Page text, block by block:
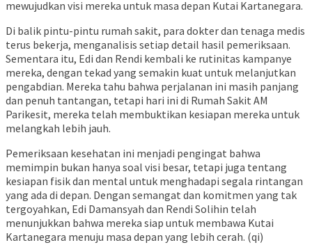
mewujudkan visi mereka untuk masa depan Kutai Kartanegara.
Di balik pintu-pintu rumah sakit, para dokter dan tenaga medis
terus bekerja, menganalisis setiap detail hasil pemeriksaan.
Sementara itu, Edi dan Rendi kembali ke rutinitas kampanye
mereka, dengan tekad yang semakin kuat untuk melanjutkan
pengabdian. Mereka tahu bahwa perjalanan ini masih panjang
dan penuh tantangan, tetapi hari ini di Rumah Sakit AM
Parikesit, mereka telah membuktikan kesiapan mereka untuk
melangkah lebih jauh.
Pemeriksaan kesehatan ini menjadi pengingat bahwa
memimpin bukan hanya soal visi besar, tetapi juga tentang
kesiapan fisik dan mental untuk menghadapi segala rintangan
yang ada di depan. Dengan semangat dan komitmen yang tak
tergoyahkan, Edi Damansyah dan Rendi Solihin telah
menunjukkan bahwa mereka siap untuk membawa Kutai
Kartanegara menuju masa depan yang lebih cerah. (qi)